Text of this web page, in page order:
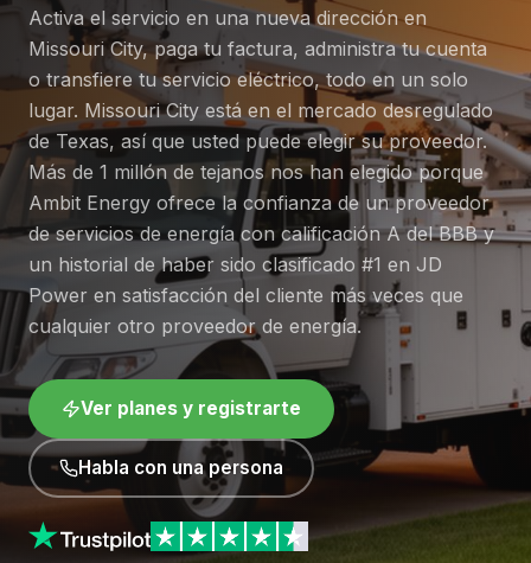
Activa el servicio en una nueva dirección en
Missouri City, paga tu factura, administra tu cuenta
o transfiere tu servicio eléctrico, todo en un solo
lugar. Missouri City está en el mercado desregulado
de Texas, así que usted puede elegir su proveedor.
Más de 1 millón de tejanos nos han elegido porque
Ambit Energy ofrece la confianza de un proveedor
de servicios de energía con calificación A del BBB y
un historial de haber sido clasificado #1 en JD
Power en satisfacción del cliente más veces que
cualquier otro proveedor de energía.
Ver planes y registrarte
Habla con una persona